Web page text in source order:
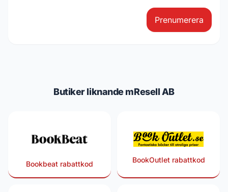
Prenumerera
Butiker liknande mResell AB
Bookbeat rabattkod BookOutlet rabattkod